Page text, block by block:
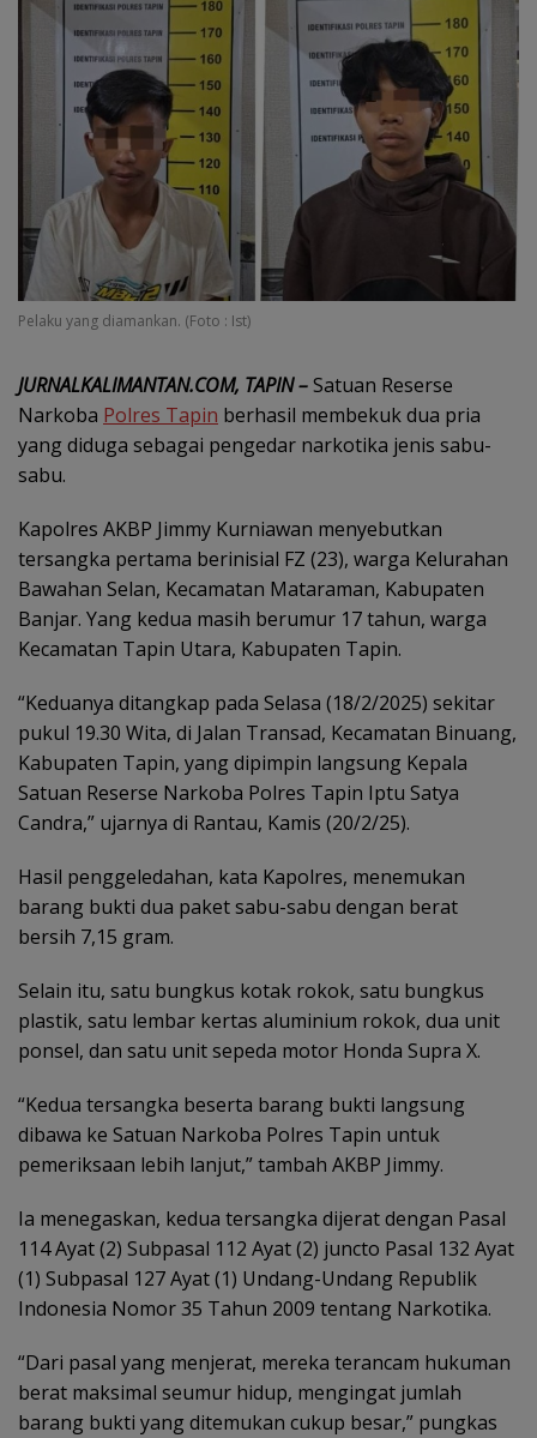
Pelaku yang diamankan. (Foto : Ist)
JURNALKALIMANTAN.COM, TAPIN –Satuan Reserse
Narkoba Polres Tapin berhasil membekuk dua pria
yang diduga sebagai pengedar narkotika jenis sabu-
sabu.
Kapolres AKBP Jimmy Kurniawan menyebutkan
tersangka pertama berinisial FZ (23), warga Kelurahan
Bawahan Selan, Kecamatan Mataraman, Kabupaten
Banjar. Yang kedua masih berumur 17 tahun, warga
Kecamatan Tapin Utara, Kabupaten Tapin.
“Keduanya ditangkap pada Selasa (18/2/2025) sekitar
pukul 19.30 Wita, di Jalan Transad, Kecamatan Binuang,
Kabupaten Tapin, yang dipimpin langsung Kepala
Satuan Reserse Narkoba Polres Tapin Iptu Satya
Candra,” ujarnya di Rantau, Kamis (20/2/25).
Hasil penggeledahan, kata Kapolres, menemukan
barang bukti dua paket sabu-sabu dengan berat
bersih 7,15 gram.
Selain itu, satu bungkus kotak rokok, satu bungkus
plastik, satu lembar kertas aluminium rokok, dua unit
ponsel, dan satu unit sepeda motor Honda Supra X.
“Kedua tersangka beserta barang bukti langsung
dibawa ke Satuan Narkoba Polres Tapin untuk
pemeriksaan lebih lanjut,” tambah AKBP Jimmy.
Ia menegaskan, kedua tersangka dijerat dengan Pasal
114 Ayat (2) Subpasal 112 Ayat (2) juncto Pasal 132 Ayat
(1) Subpasal 127 Ayat (1) Undang-Undang Republik
Indonesia Nomor 35 Tahun 2009 tentang Narkotika.
“Dari pasal yang menjerat, mereka terancam hukuman
berat maksimal seumur hidup, mengingat jumlah
barang bukti yang ditemukan cukup besar,” pungkas